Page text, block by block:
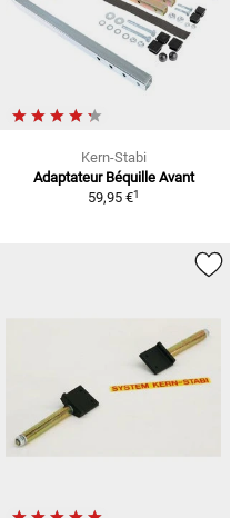
Kern-Stabi
Adaptateur Béquille Avant
59,95 €1